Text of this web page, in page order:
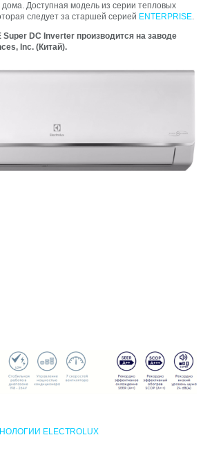
Доступная модель из серии тепловых
следует за старшей серией ENTERPRISE
DC Inverter производится на заводе
Inc. (Китай).
ELECTROLUX